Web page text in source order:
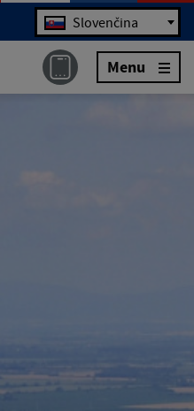
Jazyk Slovenčina
Menu